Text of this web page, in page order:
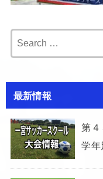
最新情報
第
学年